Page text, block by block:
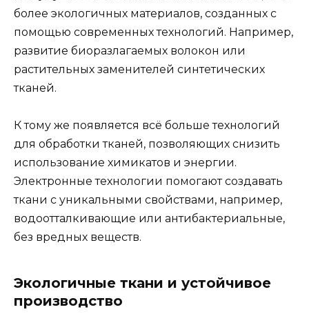
более экологичных материалов, созданных с
помощью современных технологий. Например,
развитие биоразлагаемых волокон или
растительных заменителей синтетических
тканей.
К тому же появляется всё больше технологий
для обработки тканей, позволяющих снизить
использование химикатов и энергии.
Электронные технологии помогают создавать
ткани с уникальными свойствами, например,
водоотталкивающие или антибактериальные,
без вредных веществ.
Экологичные ткани и устойчивое
производство